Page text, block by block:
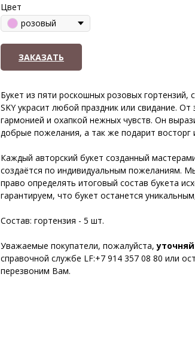
Цвет
розовый
ЗАКАЗАТЬ
Букет из пяти роскошных розовых гортензий,
SKY украсит любой праздник или свидание.
гармонией и охапкой нежных чувств. Он
добрые пожелания, а так же подарит восторг
Каждый авторский букет созданный
создаётся по индивидуальным пожеланиям.
право определять итоговый состав букета
гарантируем, что букет останется
Состав: гортензия - 5 шт.
Уважаемые покупатели, пожалуйста,
справочной службе LF:+7 914 357 08 80 или
перезвоним Вам.